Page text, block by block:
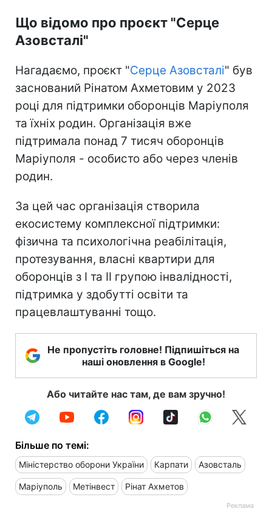
Що відомо про проєкт "Серце
Азовсталі"
Нагадаємо, проєкт "Серце Азовсталі" був
заснований Рінатом Ахметовим у 2023
році для підтримки оборонців Маріуполя
та їхніх родин. Організація вже
підтримала понад 7 тисяч оборонців
Маріуполя - особисто або через членів
родин.
За цей час організація створила
екосистему комплексної підтримки:
фізична та психологічна реабілітація,
протезування, власні квартири для
оборонців з І та ІІ групою інвалідності,
підтримка у здобутті освіти та
працевлаштуванні тощо.
Не пропустіть головне! Підпишіться на
наші оновлення в Google!
Або читайте нас там, де вам зручно!
Більше по темі:
Міністерство оборони України Карпати Азовсталь
Маріуполь Метінвест Рінат Ахметов